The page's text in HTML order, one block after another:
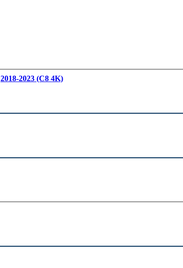
2018-2023 (C8 4K)